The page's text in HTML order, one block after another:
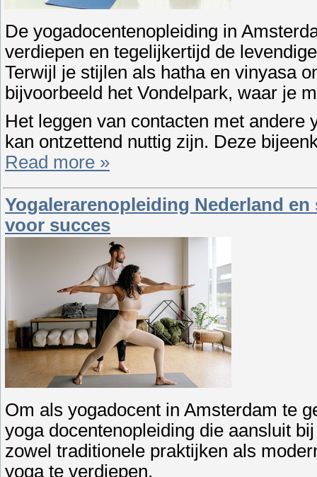
De yogadocentenopleiding in
verdiepen en tegelijkertijd de
Terwijl je stijlen als hatha en vinyasa
bijvoorbeeld het Vondelpark, waar je
Het leggen van contacten met
kan ontzettend nuttig zijn. Deze
Read more »
Yogalerarenopleiding Nederland
voor succes
Om als yogadocent in Amsterdam te
yoga docentenopleiding die aansluit
zowel traditionele praktijken als
yoga te verdiepen.